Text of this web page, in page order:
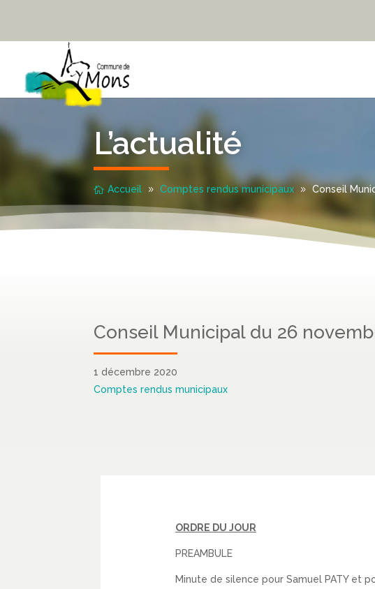
L’actualité
Accueil Comptes rendus municipaux Conseil
Conseil Municipal du 26
1 décembre 2020
Comptes rendus municipaux
ORDRE DU JOUR
PREAMBULE
Minute de silence pour Samuel PATY et